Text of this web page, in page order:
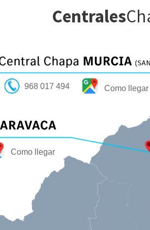
Centrales
968 017 494 Como llegar
Como llegar